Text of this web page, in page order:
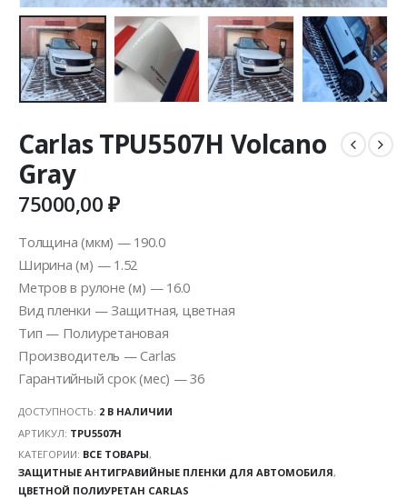
Carlas TPU5507H Volcano
Gray
75000,00₽
Толщина (мкм) — 190.0
Ширина (м) — 1.52
Метров в рулоне (м) — 16.0
Вид пленки — Защитная, цветная
Тип — Полиуретановая
Производитель — Carlas
Гарантийный срок (мес) — 36
ДОСТУПНОСТЬ: 2 В НАЛИЧИИ
АРТИКУЛ: TPU5507H
КАТЕГОРИИ: ВСЕ ТОВАРЫ,
ЗАЩИТНЫЕ АНТИГРАВИЙНЫЕ ПЛЕНКИ ДЛЯ АВТОМОБИЛЯ,
ЦВЕТНОЙ ПОЛИУРЕТАН CARLAS